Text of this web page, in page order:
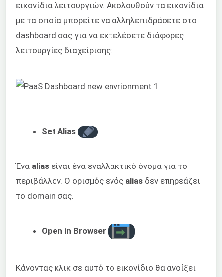
εικονίδια λειτουργιών. Ακολουθούν τα εικονίδια
με τα οποία μπορείτε να αλληλεπιδράσετε στο
dashboard σας για να εκτελέσετε διάφορες
λειτουργίες διαχείρισης:
Set Alias
Ένα alias είναι ένα εναλλακτικό όνομα για το
περιβάλλον. Ο ορισμός ενός alias δεν επηρεάζει
το domain σας.
Open in Browser
Κάνοντας κλικ σε αυτό το εικονίδιο θα ανοίξει